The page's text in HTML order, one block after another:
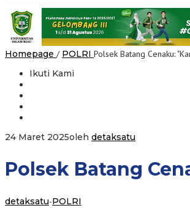
Homepage / POLRI Polsek Batang Cenaku:
Ikuti Kami
24 Maret 2025oleh detaksatu
Polsek Batang
detaksatu-POLRI